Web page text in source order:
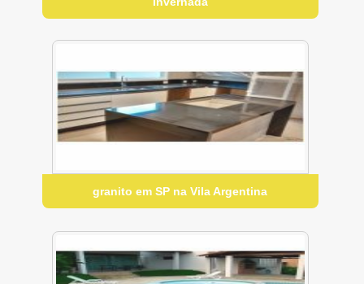
granito em SP na Vila Argentina